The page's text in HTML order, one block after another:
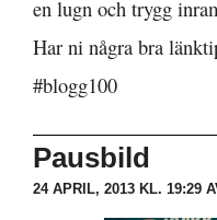
en lugn och trygg
Har ni några bra
#blogg100
Pausbild
24 APRIL, 2013 KL. 19:29